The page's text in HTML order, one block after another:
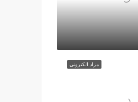
مزاد الكتروني